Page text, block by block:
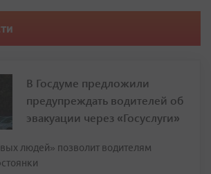
В Госдуме предложили
предупреждать водителей об
эвакуации через «Госуслуги»
людей» позволит водителям